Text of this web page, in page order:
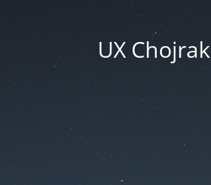
UX Chojrak